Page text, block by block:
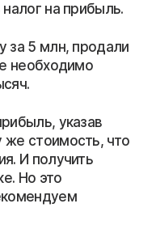
на прибыль.
за 5 млн, продали
необходимо
указав
же стоимость, что
И получить
Но это